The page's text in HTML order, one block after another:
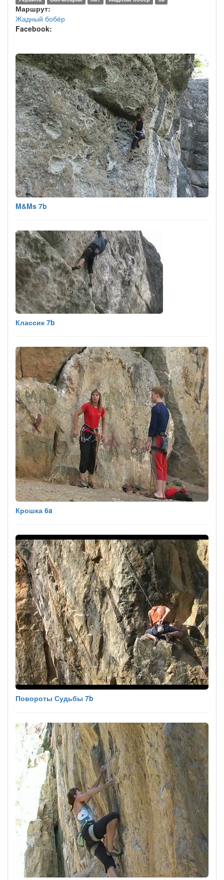
Маршрут:
Жадный бобёр
Facebook:
M&Ms 7b
Классик 7b
Крошка 6a
Повороты Судьбы 7b